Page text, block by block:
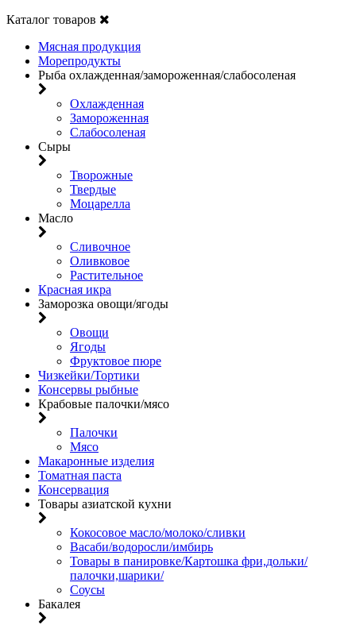
Каталог товаров
Мясная продукция
Морепродукты
Рыба охлажденная/замороженная/слабосоленая
Охлажденная
Замороженная
Слабосоленая
Сыры
Творожные
Твердые
Моцарелла
Масло
Сливочное
Оливковое
Растительное
Красная икра
Заморозка овощи/ягоды
Овощи
Ягоды
Фруктовое пюре
Чизкейки/Тортики
Консервы рыбные
Крабовые палочки/мясо
Палочки
Мясо
Макаронные изделия
Томатная паста
Консервация
Товары азиатской кухни
Кокосовое масло/молоко/сливки
Васаби/водоросли/имбирь
Товары в панировке/Картошка фри,дольки/
палочки,шарики/
Соусы
Бакалея